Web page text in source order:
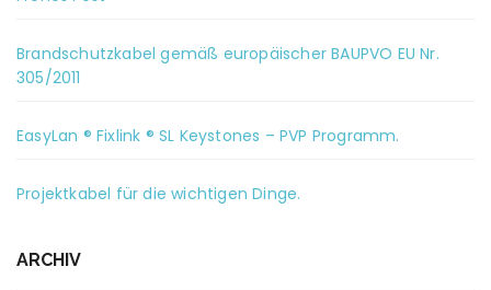
Brandschutzkabel gemäß europäischer BAUPVO EU Nr.
305/2011
EasyLan ® Fixlink ® SL Keystones – PVP Programm.
Projektkabel für die wichtigen Dinge.
ARCHIV